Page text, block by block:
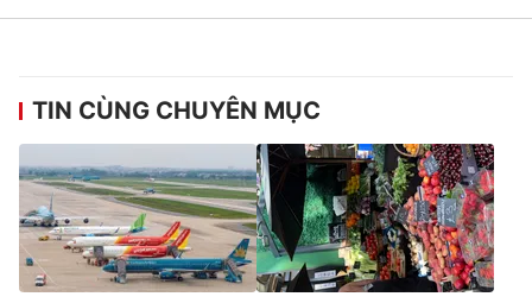
TIN CÙNG CHUYÊN MỤC